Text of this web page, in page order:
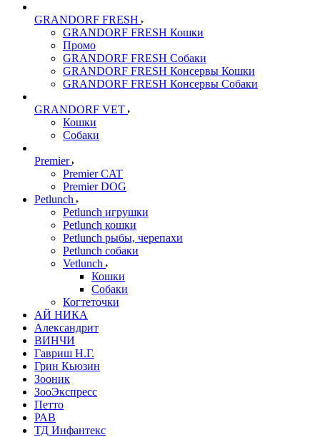
GRANDORF FRESH
GRANDORF FRESH Кошки
Промо
GRANDORF FRESH Собаки
GRANDORF FRESH Консервы Кошки
GRANDORF FRESH Консервы Собаки
GRANDORF VET
Кошки
Собаки
Premier
Premier CAT
Premier DOG
Petlunch
Petlunch игрушки
Petlunch кошки
Petlunch рыбы, черепахи
Petlunch собаки
Vetlunch
Кошки
Собаки
Когтеточки
АЙ НИКА
Александрит
ВИНЧИ
Гавриш Н.Г.
Грин Кьюзин
Зооник
ЗооЭкспресс
Петто
РАВ
ТД Инфантекс